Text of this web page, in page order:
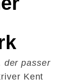
der passer
Kent